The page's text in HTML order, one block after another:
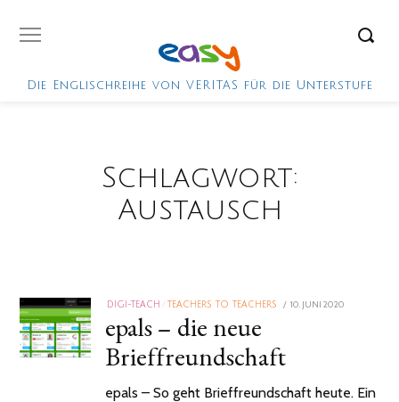
Die Englischreihe von VERITAS für die Unterstufe
Schlagwort:
Austausch
DIGI-TEACH TEACHERS TO TEACHERS
POSTED
10. JUNI 2020
epals – die neue
Brieffreundschaft
epals – So geht Brieffreundschaft heute. Ein